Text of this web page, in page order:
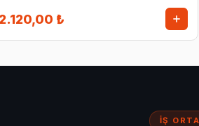
2.120,00 ₺
İŞ